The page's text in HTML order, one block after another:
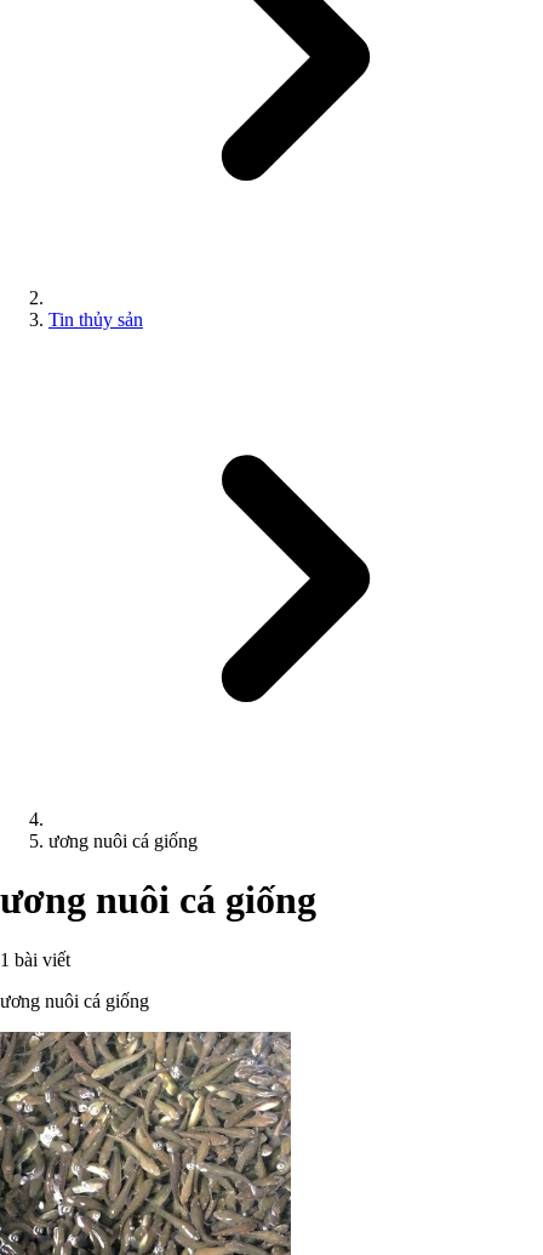
Tin thủy sản
ương nuôi cá giống
ương nuôi cá giống
1 bài viết
ương nuôi cá giống